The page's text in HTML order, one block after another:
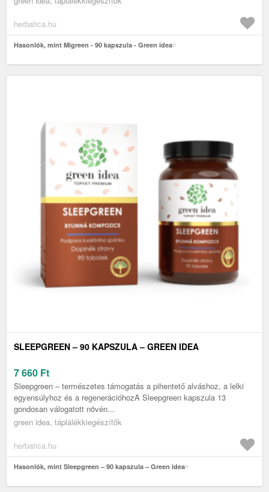
herbatica.hu
Hasonlók, mint Migreen - 90 kapszula - Green idea
SLEEPGREEN – 90 KAPSZULA – GREEN IDEA
7 660 Ft
Sleepgreen – természetes támogatás a pihentető alváshoz, a lelki
egyensúlyhoz és a regenerációhozA Sleepgreen kapszula 13
gondosan válogatott növén...
green idea, táplálékkiegészítők
herbatica.hu
Hasonlók, mint Sleepgreen – 90 kapszula – Green idea